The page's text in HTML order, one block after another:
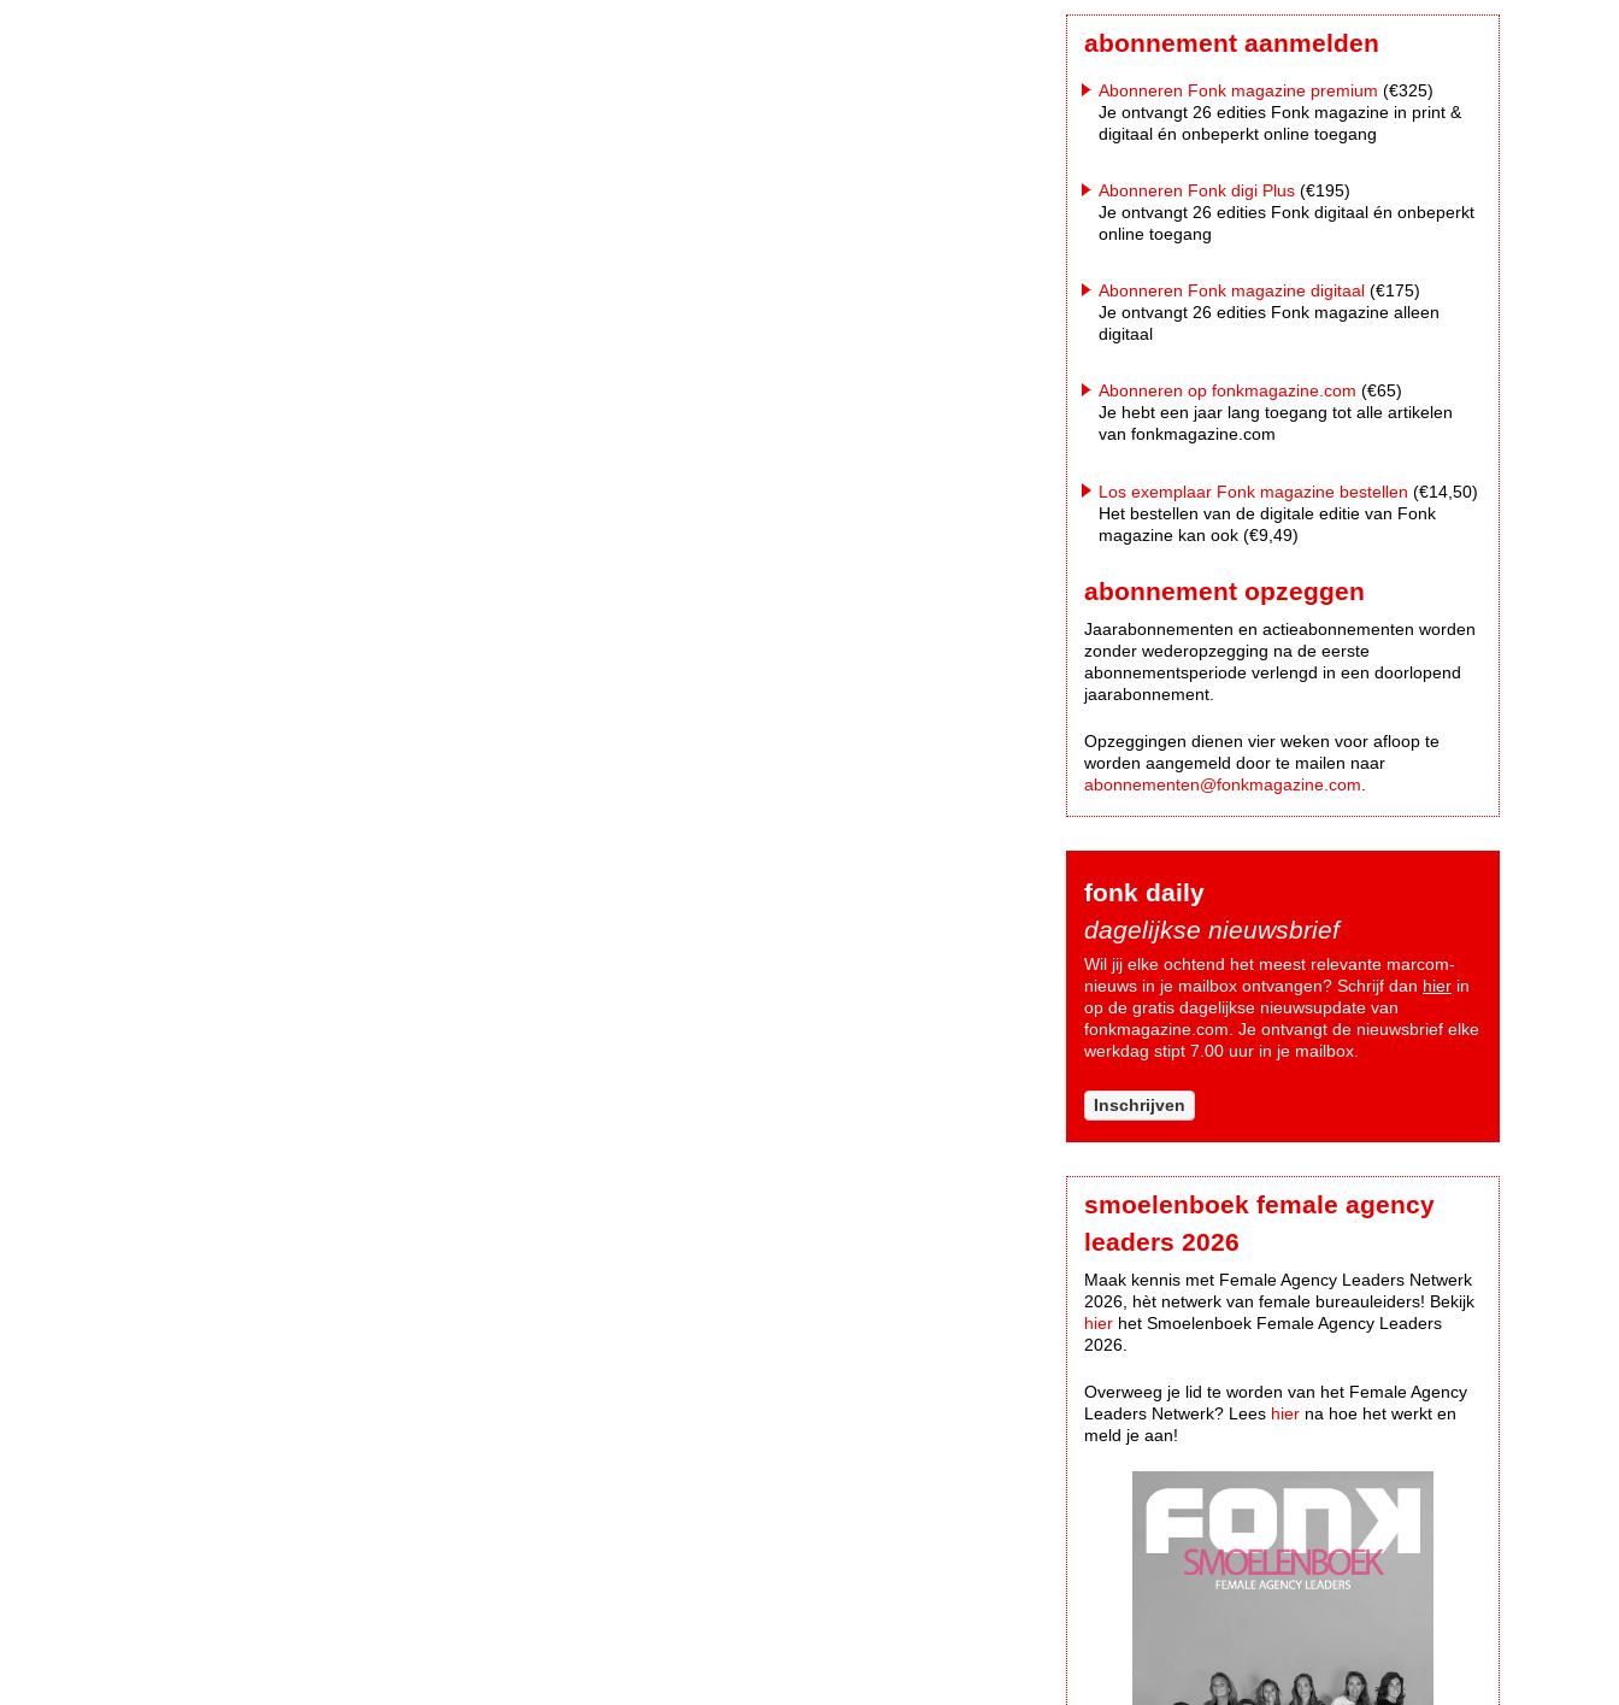
abonnement aanmelden
Abonneren Fonk magazine premium (€325)
Je ontvangt 26 edities Fonk magazine in print &
digitaal én onbeperkt online toegang
Abonneren Fonk digi Plus (€195)
Je ontvangt 26 edities Fonk digitaal én onbeperkt
online toegang
Abonneren Fonk magazine digitaal (€175)
Je ontvangt 26 edities Fonk magazine alleen
digitaal
Abonneren op fonkmagazine.com (€65)
Je hebt een jaar lang toegang tot alle artikelen
van fonkmagazine.com
Los exemplaar Fonk magazine bestellen (€14,50)
Het bestellen van de digitale editie van Fonk
magazine kan ook (€9,49)
abonnement opzeggen
Jaarabonnementen en actieabonnementen worden
zonder wederopzegging na de eerste
abonnementsperiode verlengd in een doorlopend
jaarabonnement.
Opzeggingen dienen vier weken voor afloop te
worden aangemeld door te mailen naar
abonnementen@fonkmagazine.com
fonk daily
dagelijkse nieuwsbrief
Wil jij elke ochtend het meest relevante marcom-
nieuws in je mailbox ontvangen? Schrijf dan hier in
op de gratis dagelijkse nieuwsupdate van
fonkmagazine.com. Je ontvangt de nieuwsbrief elke
werkdag stipt 7.00 uur in je mailbox.
Inschrijven
smoelenboek female agency
leaders 2026
Maak kennis met Female Agency Leaders Netwerk
2026, hèt netwerk van female bureauleiders! Bekijk
hier het Smoelenboek Female Agency Leaders
2026.
Overweeg je lid te worden van het Female Agency
Leaders Netwerk? Lees hier na hoe het werkt en
meld je aan!